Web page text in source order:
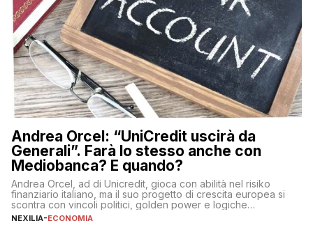
Andrea Orcel: “UniCredit uscirà da
Generali”. Farà lo stesso anche con
Mediobanca? E quando?
Andrea Orcel, ad di Unicredit, gioca con abilità nel risiko
finanziario italiano, ma il suo progetto di crescita europea si
scontra con vincoli politici, golden power e logiche
protezionistiche. Orcel e la mossa su Generali Andrea Orcel,
NEXILIA-ECONOMIA